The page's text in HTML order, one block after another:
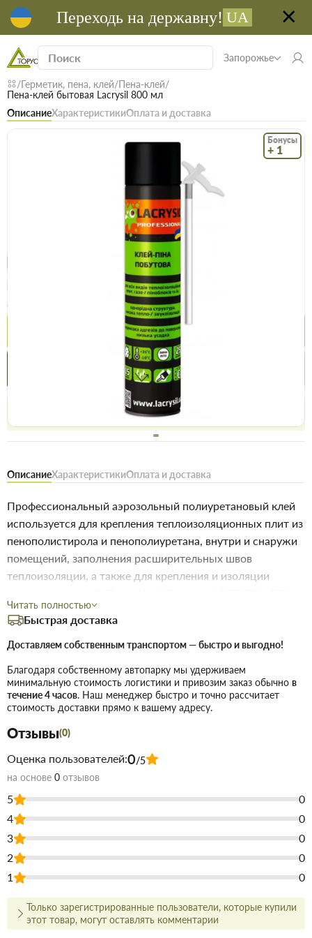
Переходь на державну! UA
Запорожье
Герметик, пена, клей Пена-клей
Пена-клей бытовая Lacrysil 800 мл
ОписаниеХарактеристикиОплата и доставка
Бонусы
+ 1
Пена-клей бытовая Lacrysil 800 мл
Безкоштовна доставка! Від 15000 грн єВідновлення
259 грн 233.5 грн
Купить
Нашли дешевле
Бесплатное возвращение товара 14 дней, для владельцев
ОписаниеХарактеристикиОплата и доставка
Профессиональный аэрозольный полиуретановый клей
используется для крепления теплоизоляционных плит из
пенополистирола и пенополиуретана, внутри и снаружи
помещений, заполнения расширительных швов
теплоизоляции, а также для крепления и изоляции
- Преимущества: • отличная адгезия к строительным
поверхностям; • низкая усадка и вторичное раширение; •
прочная и надежная фиксация пенополистирола; • выход
– до 30 м. п.; • высокие термоизоляционные свойства; •
площадь монтажа – 12-14 м2. Характеристики: • время
первичной обработки до 5 минут; • вторичное
расширение15-30%; • термостойкость -60...+100 °C; •
температурный диапазон использования, «всесезонный»
-10...+35 °C; • время коррекции – до 15 минут; • время
отверждения на отлип 2 часа; • время полного
отверждения 2 часа.
Купить Пена-клей бытовая Lacrysil 800 мл в Запорожьенедорого
для строительства и ремонта. В магазине строительных
материалов Торус можно купить по низкой цене
непосредственно на складе, или на сайте, что сэкономит Вам
время.
только в цене!
Мы предлагаем купить товары действительно высокого
Читать полностью
Быстрая доставка
Доставляем собственным транспортом — быстро и выгодно!
Благодаря собственному автопарку мы удерживаем
минимальную стоимость логистики и привозим заказ обычно в
течение 4 часов. Наш менеджер быстро и точно рассчитает
стоимость доставки прямо к вашему адресу.
Отзывы(0)
Оценка пользователей:0/5
на основе 0 отзывов
5
0
4
0
3
0
2
0
1
0
Только зарегистрированные пользователи, которые купили
этот товар, могут оставлять комментарии